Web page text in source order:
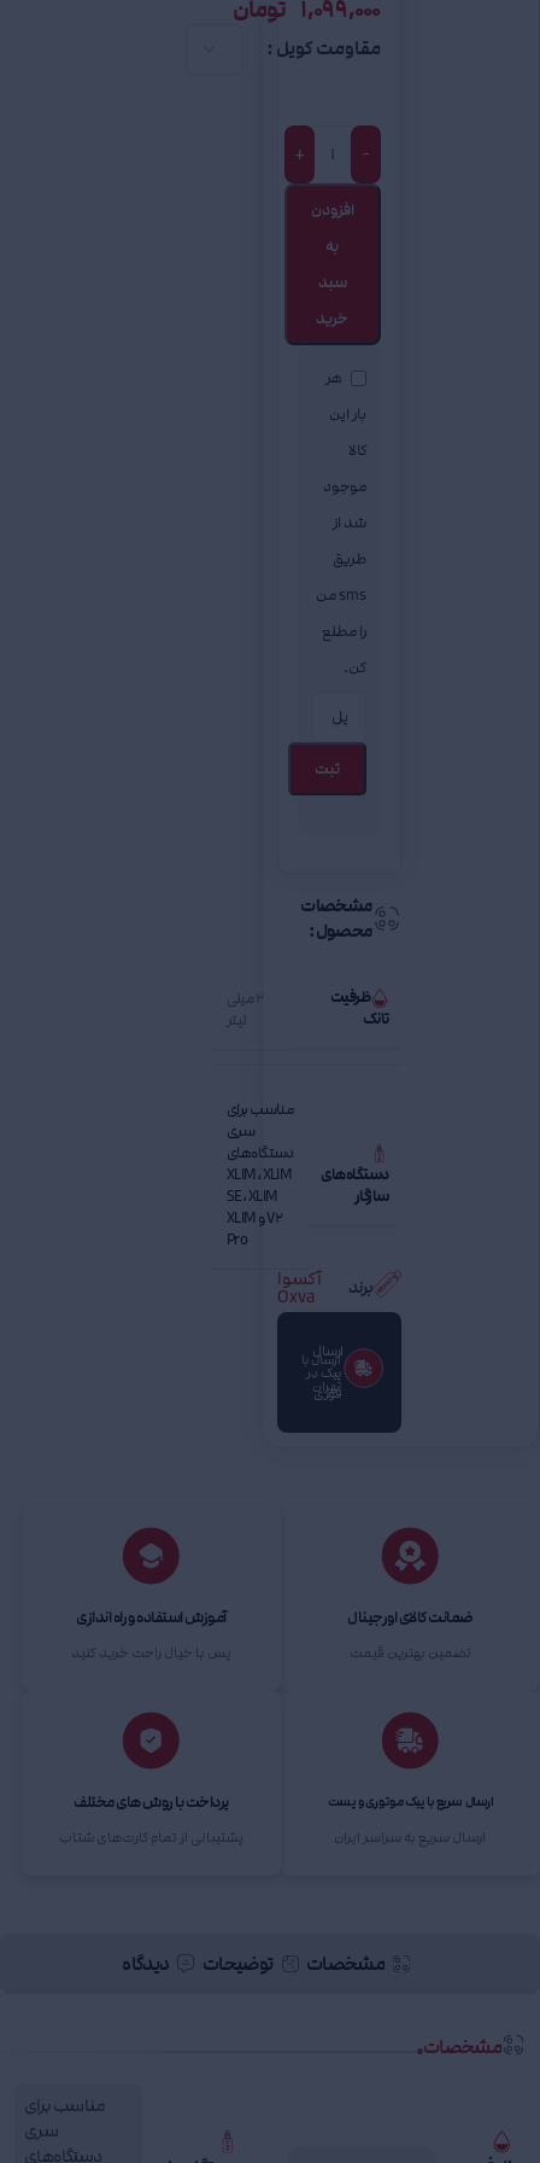
1,099,000 تومان
مقاومت کویل
-
+
افزودن
به
سبد
خرید
هر
بار این
کالا
موجود
شد از
طریق
sms من
را مطلع
کن.
ثبت
مشخصات
محصول:
ظرفیت
تانک
2 میلی
لیتر
دستگاه‌های
سازگار
مناسب برای
سری
دستگاه‌های
XLIM، XLIM
SE، XLIM
V2 و XLIM
Pro
برند آکسوا
Oxva
ارسال
فوری
ارسال با
پیک در
تهران
ضمانت کالای اورجینال
تضمین بهترین قیمت
آموزش استفاده و راه اندازی
پس با خیال راحت خرید کنید
ارسال سریع با پیک موتوری و پست
ارسال سریع به سراسر ایران
پرداخت با روش های مختلف
پشتیبانی از تمام کارت‌های شتاب
مشخصات توضیحات دیدگاه
مشخصات
مناسب برای
سری
دستگاه‌های